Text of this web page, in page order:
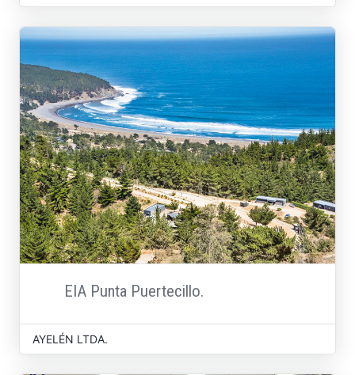
EIA Punta Puertecillo.
AYELÉN LTDA.